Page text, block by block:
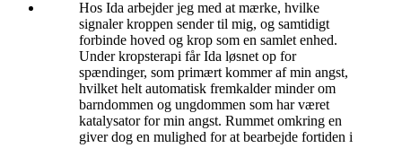
Hos Ida arbejder jeg med at mærke, hvilke
signaler kroppen sender til mig, og samtidigt
forbinde hoved og krop som en samlet enhed.
Under kropsterapi får Ida løsnet op for
spændinger, som primært kommer af min angst,
hvilket helt automatisk fremkalder minder om
barndommen og ungdommen som har været
katalysator for min angst. Rummet omkring en
giver dog en mulighed for at bearbejde fortiden i